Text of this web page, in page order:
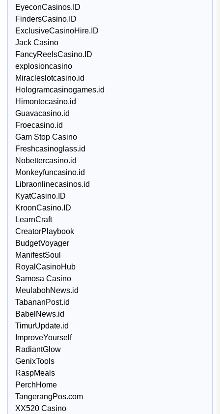
EyeconCasinos.ID
FindersCasino.ID
ExclusiveCasinoHire.ID
Jack Casino
FancyReelsCasino.ID
explosioncasino
Miracleslotcasino.id
Hologramcasinogames.id
Himontecasino.id
Guavacasino.id
Froecasino.id
Gam Stop Casino
Freshcasinoglass.id
Nobettercasino.id
Monkeyfuncasino.id
Libraonlinecasinos.id
KyatCasino.ID
KroonCasino.ID
LearnCraft
CreatorPlaybook
BudgetVoyager
ManifestSoul
RoyalCasinoHub
Samosa Casino
MeulabohNews.id
TabananPost.id
BabelNews.id
TimurUpdate.id
ImproveYourself
RadiantGlow
GenixTools
RaspMeals
PerchHome
TangerangPos.com
XX520 Casino